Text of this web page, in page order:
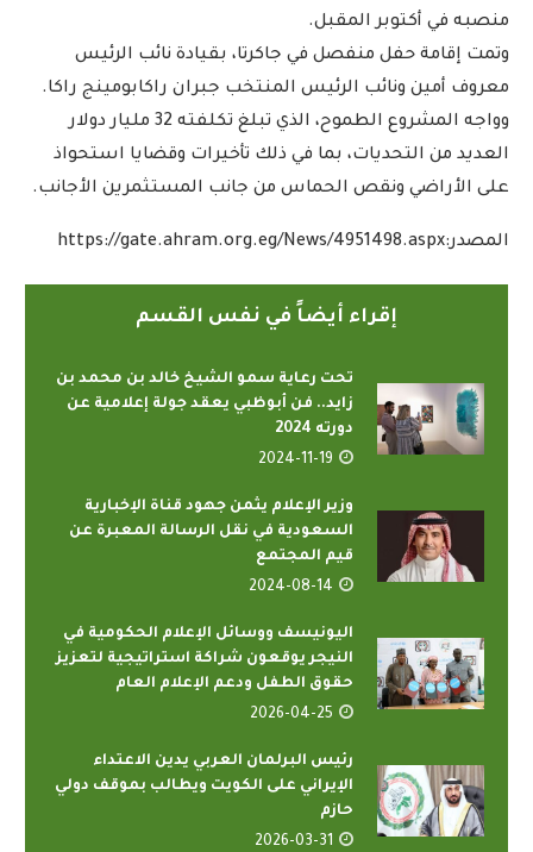
منصبه في أكتوبر المقبل.
وتمت إقامة حفل منفصل في جاكرتا، بقيادة نائب الرئيس
معروف أمين ونائب الرئيس المنتخب جبران راكابومينج راكا.
وواجه المشروع الطموح، الذي تبلغ تكلفته 32 مليار دولار
العديد من التحديات، بما في ذلك تأخيرات وقضايا استحواذ
على الأراضي ونقص الحماس من جانب المستثمرين الأجانب.
المصدر:https://gate.ahram.org.eg/News/4951498.aspx
إقراء أيضاً في نفس القسم
تحت رعاية سمو الشيخ خالد بن محمد بن
زايد.. فن أبوظبي يعقد جولة إعلامية عن
دورته 2024
2024-11-19
وزير الإعلام يثمن جهود قناة الإخبارية
السعودية في نقل الرسالة المعبرة عن
قيم المجتمع
2024-08-14
اليونيسف ووسائل الإعلام الحكومية في
النيجر يوقعون شراكة استراتيجية لتعزيز
حقوق الطفل ودعم الإعلام العام
2026-04-25
رئيس البرلمان العربي يدين الاعتداء
الإيراني على الكويت ويطالب بموقف دولي
حازم
2026-03-31